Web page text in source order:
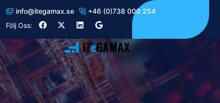
info@itegamax.se
+46 (0)738 000 254
Följ Oss:
ITeGAMAX